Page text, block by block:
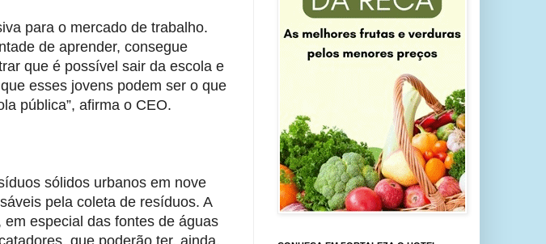
para o mercado de trabalho.
de aprender, consegue
que é possível sair da escola e
esses jovens podem ser o que
pública”, afirma o CEO.
sólidos urbanos em nove
pela coleta de resíduos. A
especial das fontes de águas
que poderão ter, ainda,